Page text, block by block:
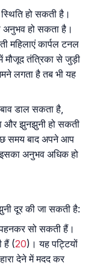
स्थिति हो सकती है।
अनुभव हो सकता है।
महिलाएं कार्पल टनल
मौजूद तंत्रिका से जुड़ी
लगता है तब भी यह
डाल सकता है,
और झुनझुनी हो सकती
समय बाद अपने आप
अनुभव अधिक हो
दूर की जा सकती है:
सो सकती हैं।
हैं (20)। यह पट्टियों
देने में मदद कर